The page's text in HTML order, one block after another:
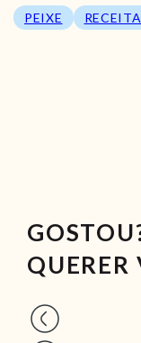
PEIXE
QUERER